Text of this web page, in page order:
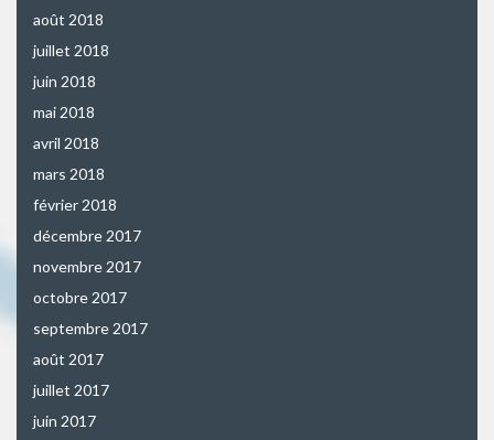
août 2018
juillet 2018
juin 2018
mai 2018
avril 2018
mars 2018
février 2018
décembre 2017
novembre 2017
octobre 2017
septembre 2017
août 2017
juillet 2017
juin 2017